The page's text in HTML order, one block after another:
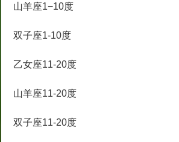
山羊座1−10度
双子座1-10度
乙女座11-20度
山羊座11-20度
双子座11-20度